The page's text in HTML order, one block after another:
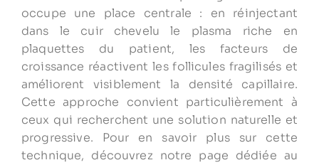
occupe une place centrale : en réinjectant
dans le cuir chevelu le plasma riche en
plaquettes du patient, les facteurs de
croissance réactivent les follicules fragilisés et
améliorent visiblement la densité capillaire.
Cette approche convient particulièrement à
ceux qui recherchent une solution naturelle et
progressive. Pour en savoir plus sur cette
technique, découvrez notre page dédiée au